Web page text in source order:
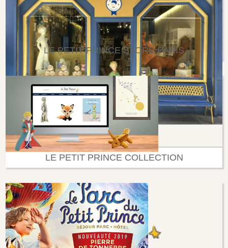
LE PETIT PRINCE STORE PARIS
LE PETIT PRINCE COLLECTION